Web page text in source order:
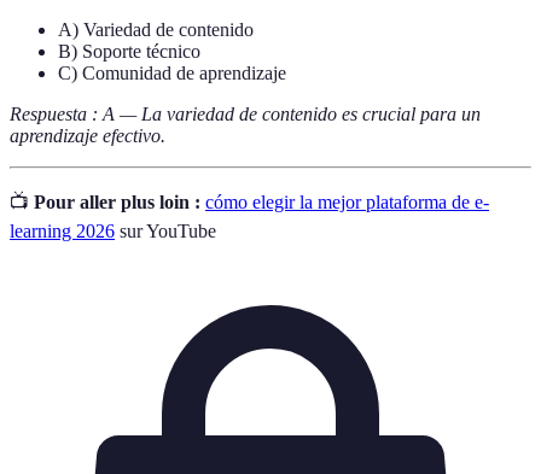
A) Variedad de contenido
B) Soporte técnico
C) Comunidad de aprendizaje
Respuesta : A — La variedad de contenido es crucial para un
aprendizaje efectivo.
📺 Pour aller plus loin : cómo elegir la mejor plataforma de e-
learning 2026 sur YouTube